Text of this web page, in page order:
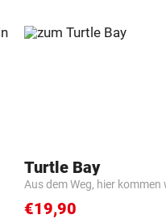
Turtle Bay
Aus dem Weg, hier kommen
€19,90